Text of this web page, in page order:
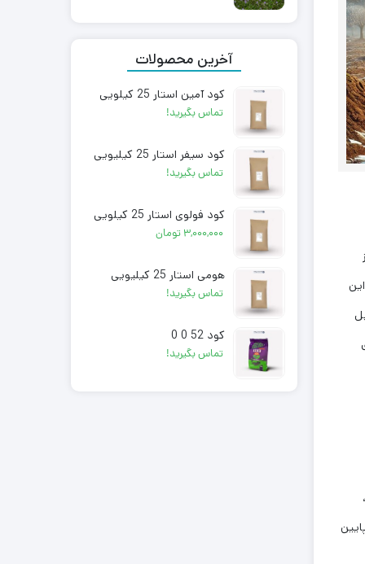
آخرین محصولات
کود آمین استار 25 کیلویی
تماس بگیرید!
کود سیفر استار 25 کیلیویی
تماس بگیرید!
کود فولوی استار 25 کیلویی
۳,۰۰۰,۰۰۰ تومان
هومی استار 25 کیلیویی
تماس بگیرید!
کود 52 0 0
تماس بگیرید!